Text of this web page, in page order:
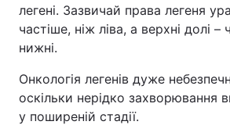
Головна Війна
Україна
Економіка Світ
Спорт
легені. Зазвичай права легеня
частіше, ніж ліва, а верхні долі –
нижні.
Онкологія легенів дуже
оскільки нерідко захворювання
у поширеній стадії.